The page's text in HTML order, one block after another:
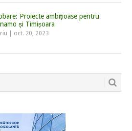
Proiecte ambițioase pentru
și Timișoara
oct. 20, 2023